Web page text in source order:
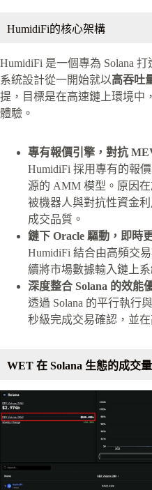
HumidiFi的核心架構
HumidiFi 是一個專為 Solana
系統設計從一開始就以高吞吐
提，目標是在高速鏈上環境中
體驗。
專有報價引擎，對抗
HumidiFi 採用專有的報
源的 AMM 模型。原因
被機器人與對抗性資金
成交品質。
鏈下 Oracle 驅動，即時
HumidiFi 結合由高頻交
續將市場數據輸入鏈上系
深度整合 Solana 的效能
透過 Solana 的平行執行
秒級完成交易確認，並
WET 在 Solana 生態的成交量